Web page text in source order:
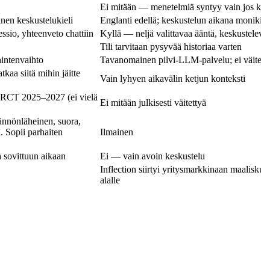
Ei mitään — menetelmiä syntyy vain jos
keskustelukieli
Englanti edellä; keskustelun aikana
yhteenveto chattiin
Kyllä — neljä valittavaa ääntä,
Tili tarvitaan pysyvää historiaa varten
Tavanomainen pilvi-LLM-palvelu; ei
siitä mihin jäitte
Vain lyhyen aikavälin ketjun konteksti
2025–2027 (ei vielä
Ei mitään julkisesti väitettyä
suora,
Sopii parhaiten
Ilmainen
aikaan
Ei — vain avoin keskustelu
Inflection siirtyi yritysmarkkinaan
alalle